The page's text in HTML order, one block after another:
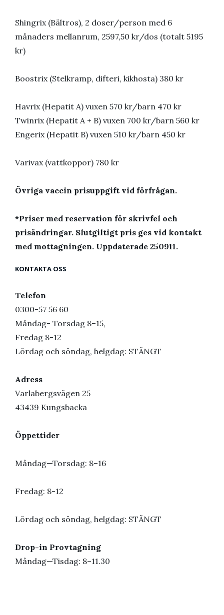
Shingrix (Bältros), 2 doser/person med 6
månaders mellanrum, 2597,50 kr/dos (totalt 5195
kr)
Boostrix (Stelkramp, difteri, kikhosta) 380 kr
Havrix (Hepatit A) vuxen 570 kr/barn 470 kr
Twinrix (Hepatit A + B) vuxen 700 kr/barn 560 kr
Engerix (Hepatit B) vuxen 510 kr/barn 450 kr
Varivax (vattkoppor) 780 kr
Övriga vaccin prisuppgift vid förfrågan.
*Priser med reservation för skrivfel och
prisändringar. Slutgiltigt pris ges vid kontakt
med mottagningen. Uppdaterade 250911.
KONTAKTA OSS
Telefon
0300-57 56 60
Måndag- Torsdag 8–15,
Fredag 8-12
Lördag och söndag, helgdag: STÄNGT
Adress
Varlabergsvägen 25
43439 Kungsbacka
Öppettider
Måndag—Torsdag: 8–16
Fredag: 8-12
Lördag och söndag, helgdag: STÄNGT
Drop-in Provtagning
Måndag—Tisdag: 8–11.30